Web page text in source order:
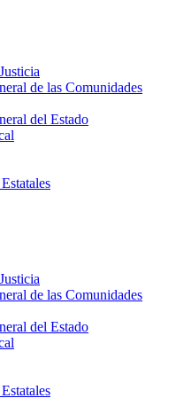
de las Comunidades
del Estado
de las Comunidades
del Estado